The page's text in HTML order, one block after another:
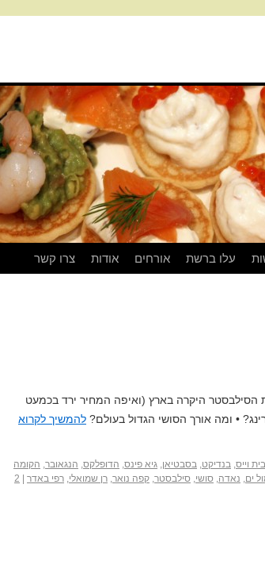
עלו ברשת אורחים אודות צרו קשר
היקרה בארץ (ואיפה המחיר ירד בכמעט
• ומה אורך הסושי הגדול בעולם? להמשיך לקרוא
בית וייס, בנדיקט, בסבטיאן, גיא פינס, הדופלקס, הנגאובר, הקומה
ים, נאדה, סושי, סילבסטר, קפה נואר, רן שמואלי, רפי באדר
2